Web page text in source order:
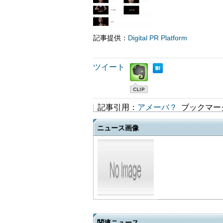
記事提供： Digital PR Platform
ツイート
記事引用： アメーバ？ ブックマー
ニュース画像